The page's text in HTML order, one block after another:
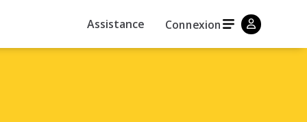
Assistance Connexion